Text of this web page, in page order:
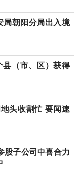
局朝阳分局出入境
县（市、区）获得
头收割忙 要闻速
股子公司中喜合力